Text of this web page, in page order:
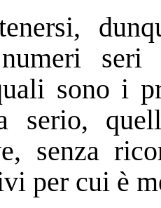
seri
sono i
serio,
senza
per cui è